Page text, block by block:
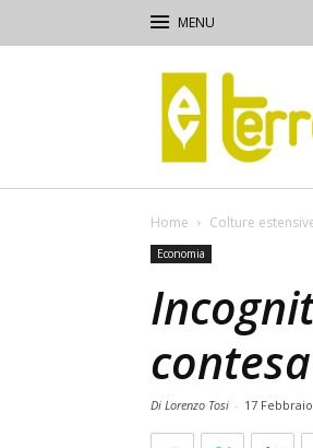
Terra
e
Vita
Home Colture
Economia
contesa
Di Lorenzo Tosi - 17